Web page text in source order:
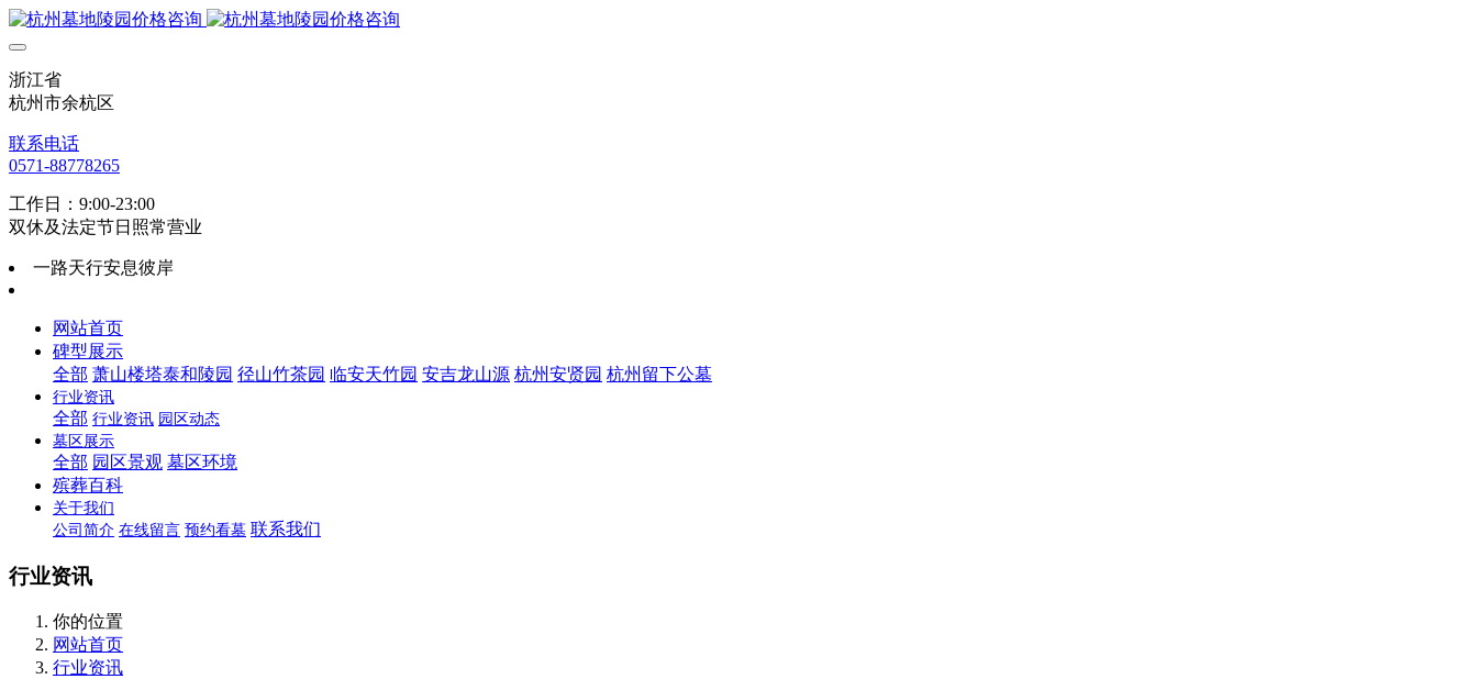
浙江省
杭州市余杭区
联系电话
0571-88778265
工作日：9:00-23:00
双休及法定节日照常营业
一路天行安息彼岸
网站首页
碑型展示
全部 萧山楼塔泰和陵园 径山竹茶园 临安天竹园 安吉龙山源 杭州安贤园 杭州留下公墓
行业资讯
全部 行业资讯 园区动态
墓区展示
全部 园区景观 墓区环境
殡葬百科
关于我们
公司简介 在线留言 预约看墓 联系我们
行业资讯
你的位置
网站首页
行业资讯